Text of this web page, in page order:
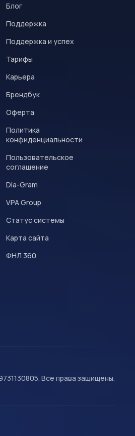
Блог
Поддержка
Поддержка и успех
Тарифы
Карьера
Брендбук
Оферта
Политика
конфиденциальности
Пользовательское
соглашение
Dia-Gram
VPA Group
Статус системы
Карта сайта
ФНЛ 360
Все права защищены.